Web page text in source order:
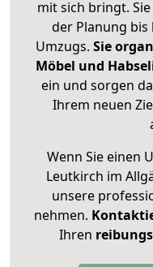
mit sich bringt.
der Planung
Umzugs. Sie
Möbel und
ein und sorgen
Ihrem neuen
Wenn Sie einen
Leutkirch im
unsere
nehmen.
Ihren